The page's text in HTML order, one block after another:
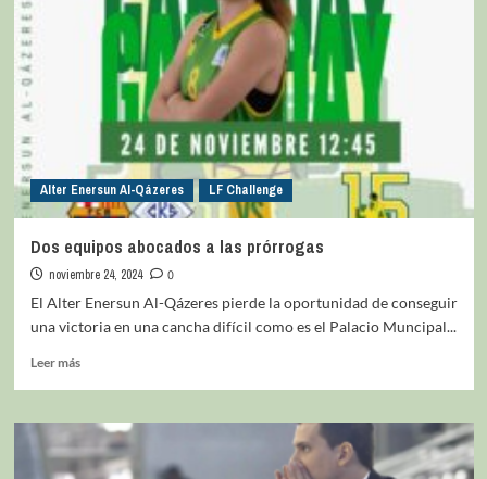
Alter Enersun Al-Qázeres LF Challenge
Dos equipos abocados a las prórrogas
noviembre 24, 2024
0
El Alter Enersun Al-Qázeres pierde la oportunidad de conseguir
una victoria en una cancha difícil como es el Palacio Muncipal...
Leer más